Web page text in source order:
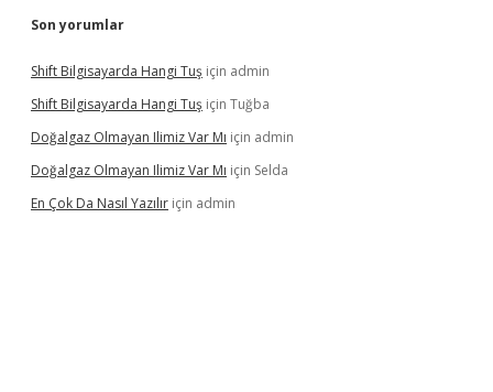
Son yorumlar
Shift Bilgisayarda Hangi Tuş için admin
Shift Bilgisayarda Hangi Tuş için Tuğba
Doğalgaz Olmayan Ilimiz Var Mı için admin
Doğalgaz Olmayan Ilimiz Var Mı için Selda
En Çok Da Nasıl Yazılır için admin